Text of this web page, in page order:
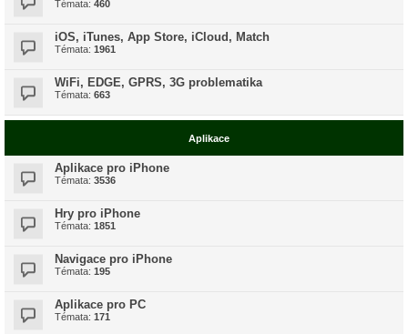
Témata: 460
iOS, iTunes, App Store, iCloud, Match
Témata: 1961
WiFi, EDGE, GPRS, 3G problematika
Témata: 663
Aplikace
Aplikace pro iPhone
Témata: 3536
Hry pro iPhone
Témata: 1851
Navigace pro iPhone
Témata: 195
Aplikace pro PC
Témata: 171